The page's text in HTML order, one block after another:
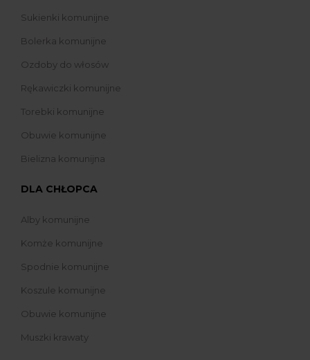
Sukienki komunijne
Bolerka komunijne
Ozdoby do włosów
Rękawiczki komunijne
Torebki komunijne
Obuwie komunijne
Bielizna komunijna
DLA CHŁOPCA
Alby komunijne
Komże komunijne
Spodnie komunijne
Koszule komunijne
Obuwie komunijne
Muszki krawaty